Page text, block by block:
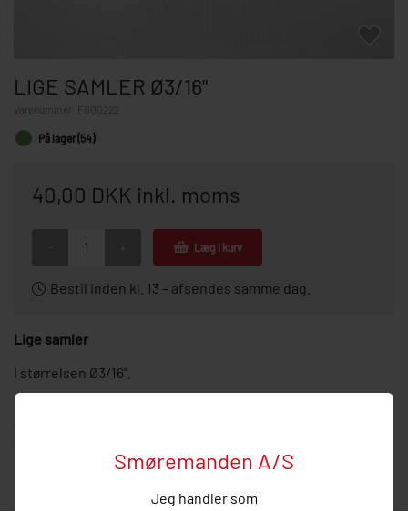
Smøremanden A/S
Jeg handler som
LIGE SAMLER Ø3/16"
På lager (54)
40,00 DKK inkl. moms
Læg i kurv
Bestil inden kl. 13 – afsendes samme dag.
Lige samler
I størrelsen Ø3/16".